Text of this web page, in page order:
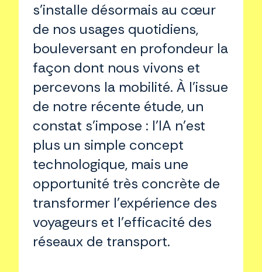
s’installe désormais au cœur
de nos usages quotidiens,
bouleversant en profondeur la
façon dont nous vivons et
percevons la mobilité. À l’issue
de notre récente étude, un
constat s’impose : l’IA n’est
plus un simple concept
technologique, mais une
opportunité très concrète de
transformer l’expérience des
voyageurs et l’efficacité des
réseaux de transport.